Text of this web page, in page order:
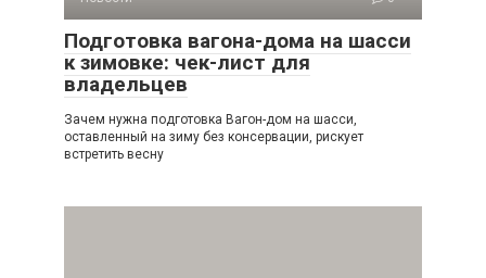
Подготовка вагона-дома на шасси
к зимовке: чек-лист для
владельцев
Зачем нужна подготовка Вагон-дом на шасси,
оставленный на зиму без консервации, рискует
встретить весну